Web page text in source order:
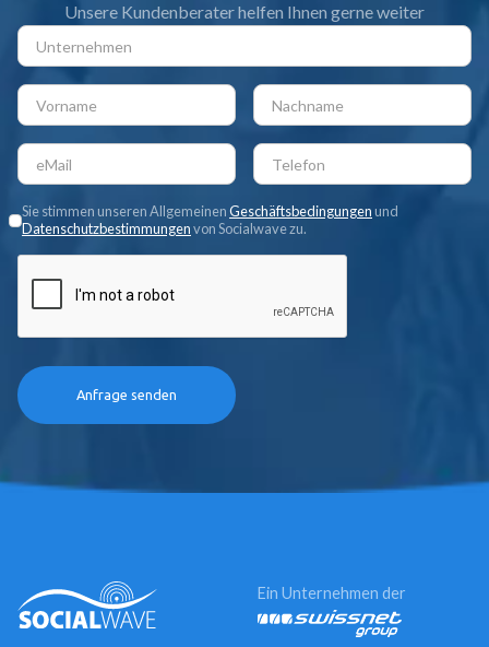
Unsere Kundenberater helfen Ihnen gerne weiter
Sie stimmen unseren AllgemeinenGeschäftsbedingungen und
Datenschutzbestimmungenvon Socialwave zu.
Ein Unternehmen der